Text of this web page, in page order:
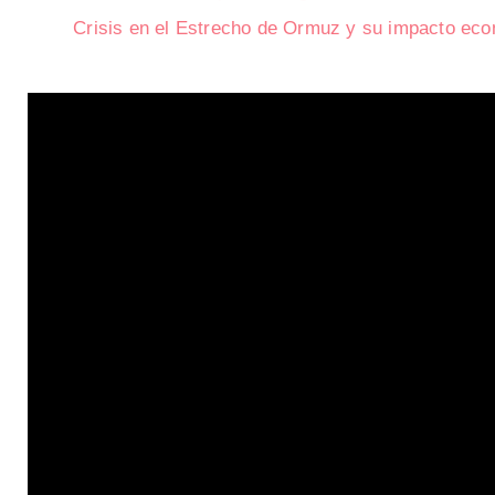
Crisis en el Estrecho de Ormuz y su impacto